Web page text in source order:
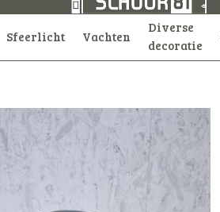
Sfeerlicht Vachten
Diverse
decoratie